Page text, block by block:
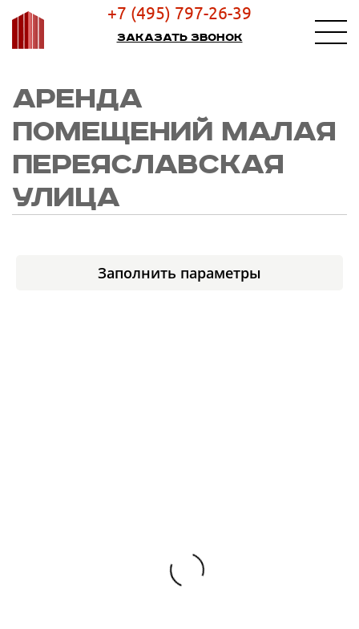
+7 (495) 797-26-39
Заказать звонок
АРЕНДА
ПОМЕЩЕНИЙ МАЛАЯ
ПЕРЕЯСЛАВСКАЯ
УЛИЦА
Заполнить параметры